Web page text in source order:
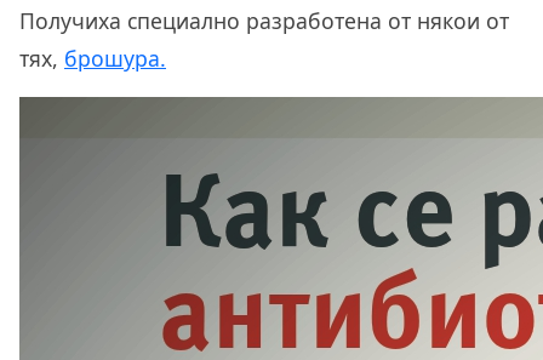
Получиха специално разработена от някои от
тях, брошура.